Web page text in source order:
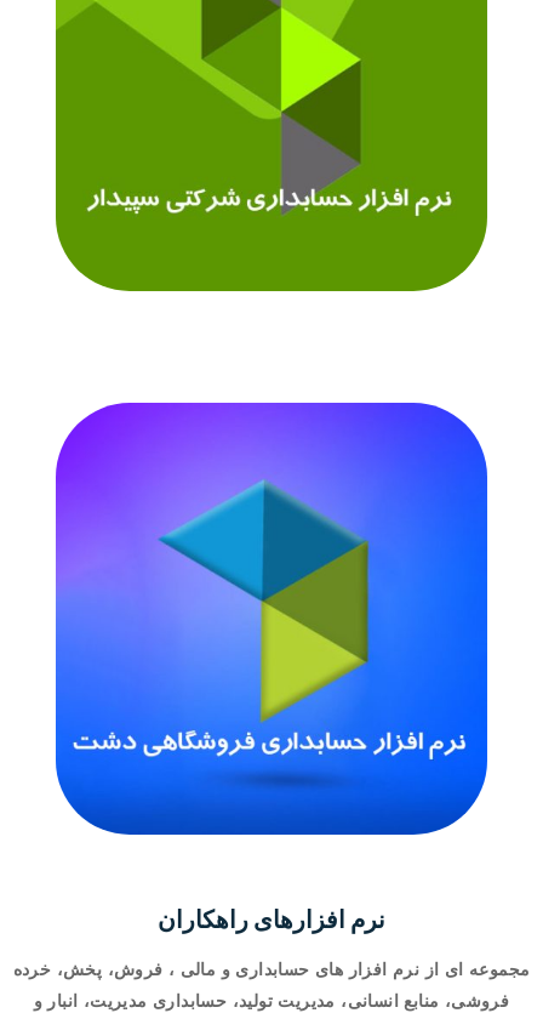
نرم افزارهای راهکاران
مجموعه ای از نرم افزار های حسابداری و مالی ، فروش، پخش، خرده
فروشی، منابع انسانی، مدیریت تولید، حسابداری مدیریت، انبار و